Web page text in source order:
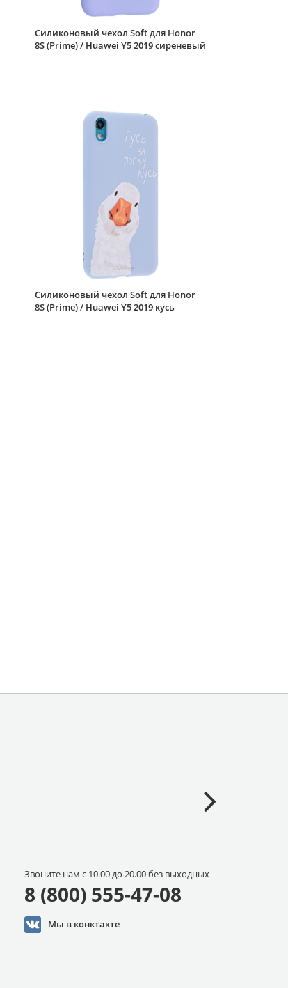
Силиконовый чехол Soft для Honor
8S (Prime) / Huawei Y5 2019 сиреневый
Силиконовый чехол Soft для Honor
8S (Prime) / Huawei Y5 2019 кусь
Звоните нам с 10.00 до 20.00 без выходных
8 (800) 555-47-08
Мы в конктакте